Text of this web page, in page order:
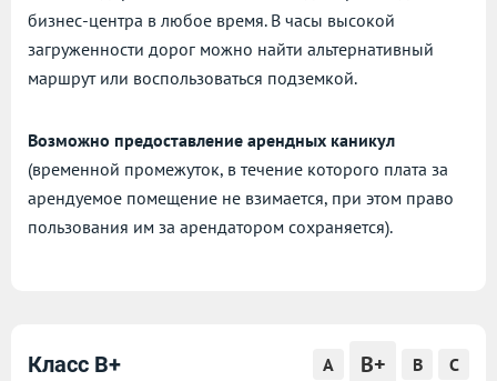
бизнес-центра в любое время. В часы высокой
загруженности дорог можно найти альтернативный
маршрут или воспользоваться подземкой.
Возможно предоставление арендных каникул
(временной промежуток, в течение которого плата за
арендуемое помещение не взимается, при этом право
пользования им за арендатором сохраняется).
Класс B+ A B+ B C